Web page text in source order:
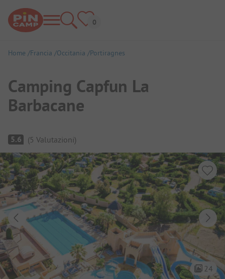
Home Francia Occitania Portiragnes
Camping Capfun La
Barbacane
Panoramica del campeggio
5.6 (5 Valutazioni)
24